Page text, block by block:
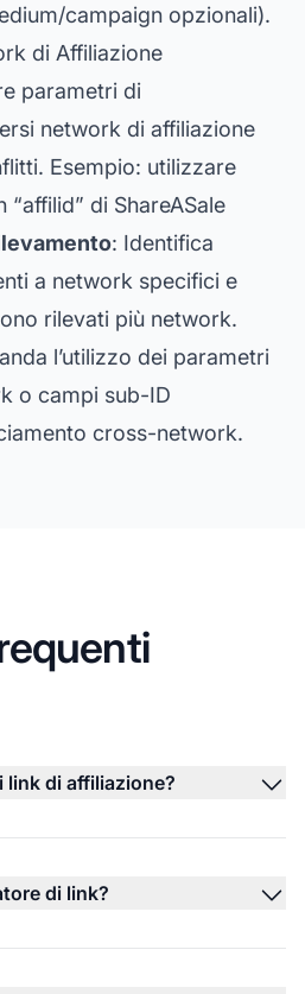
campaign opzionali).
di Affiliazione
parametri di
network di affiliazione
Esempio: utilizzare
“affilid” di ShareASale
: Identifica
a network specifici e
rilevati più network.
l’utilizzo dei parametri
o campi sub-ID
cross-network.
di affiliazione?
di link?